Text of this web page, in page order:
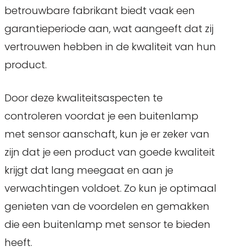
betrouwbare fabrikant biedt vaak een
garantieperiode aan, wat aangeeft dat zij
vertrouwen hebben in de kwaliteit van hun
product.
Door deze kwaliteitsaspecten te
controleren voordat je een buitenlamp
met sensor aanschaft, kun je er zeker van
zijn dat je een product van goede kwaliteit
krijgt dat lang meegaat en aan je
verwachtingen voldoet. Zo kun je optimaal
genieten van de voordelen en gemakken
die een buitenlamp met sensor te bieden
heeft.